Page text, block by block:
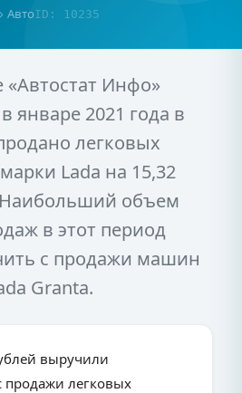
АвтоID: 10235
«Автостат Инфо»
январе 2021 года в
легковых
Lada на 15,32
объем
в этот период
с продажи машин
Granta.
выручили
продажи легковых